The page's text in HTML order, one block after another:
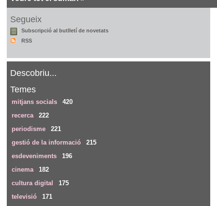
Segueix
Subscripció al butlletí de novetats
RSS
Descobriu...
Temes
mitjans socials
420
recerca
222
periodisme
221
gestió de la informació
215
esdeveniments
196
cinema
182
cultura digital
175
televisió
171